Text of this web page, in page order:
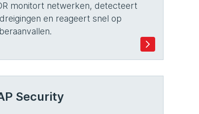
monitort netwerken, detecteert
en reageert snel op
Security